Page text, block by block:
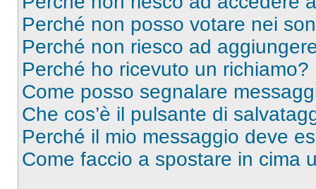
Perché non posso votare nei
Perché non riesco ad
Perché ho ricevuto un richiamo?
Come posso segnalare
Che cos’è il pulsante di
Perché il mio messaggio deve
Come faccio a spostare in cima